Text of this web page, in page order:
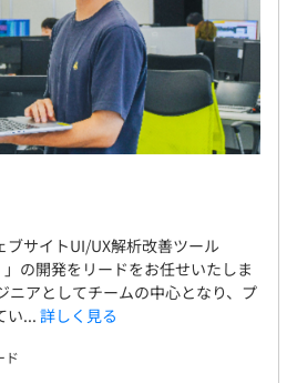
Node.js（Express）、
（flask）、Java（Apach
：Google Cloud Platform、
ど
て、保守性、スケーラビリティ
として心がけています。
り返りによる評価をおこなってい
ブサイトUI/UX解析改善ツール
」の開発をリードをお任せいたしま
ニアとしてチームの中心となり、プ
い... 詳しく見る
ド